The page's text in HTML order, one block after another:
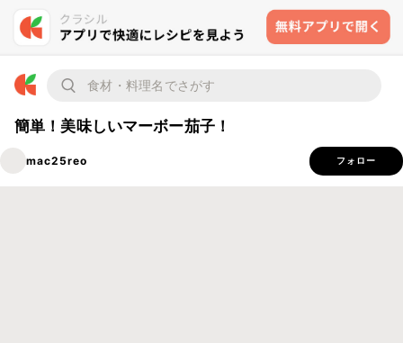
簡単！美味しいマーボー茄子！
mac25reo フォロー